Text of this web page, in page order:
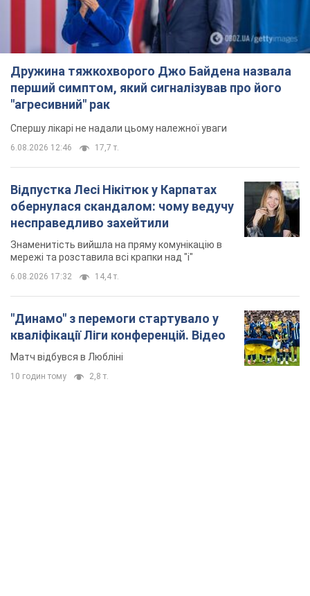
Дружина тяжкохворого Джо Байдена назвала
перший симптом, який сигналізував про його
"агресивний" рак
Спершу лікарі не надали цьому належної уваги
6.08.2026 12:46 17,7 т.
Відпустка Лесі Нікітюк у Карпатах
обернулася скандалом: чому ведучу
несправедливо захейтили
Знаменитість вийшла на пряму комунікацію в
мережі та розставила всі крапки над "і"
6.08.2026 17:32 14,4 т.
"Динамо" з перемоги стартувало у
кваліфікації Ліги конференцій. Відео
Матч відбувся в Любліні
10 годин тому 2,8 т.